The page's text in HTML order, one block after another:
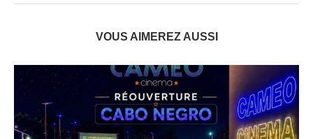
VOUS AIMEREZ AUSSI